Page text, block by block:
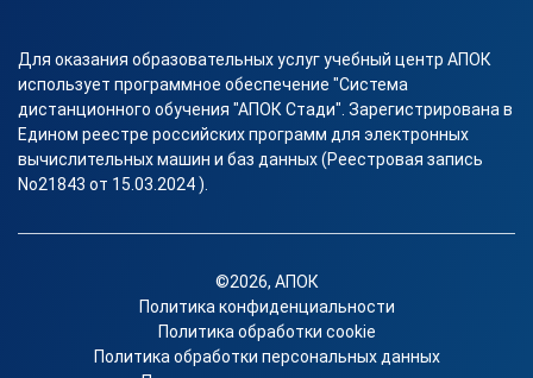
Для оказания образовательных услуг учебный центр АПОК
использует программное обеспечение "Система
дистанционного обучения "АПОК Стади". Зарегистрирована в
Едином реестре российских программ для электронных
вычислительных машин и баз данных (Реестровая запись
No21843 от 15.03.2024 ).
©2026, АПОК
Политика конфиденциальности
Политика обработки cookie
Политика обработки персональных данных